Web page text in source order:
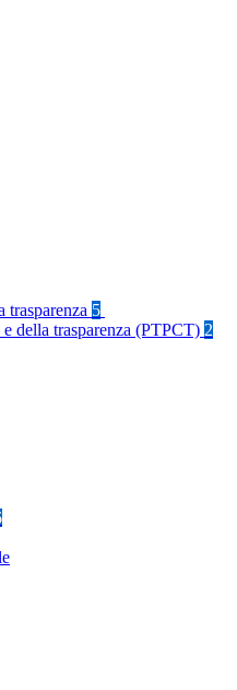
trasparenza 5
della trasparenza (PTPCT) 2